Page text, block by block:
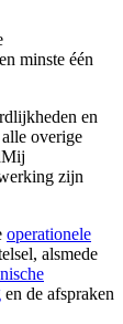
minste één
en
overige
zijn
operationele
alsmede
en de afspraken